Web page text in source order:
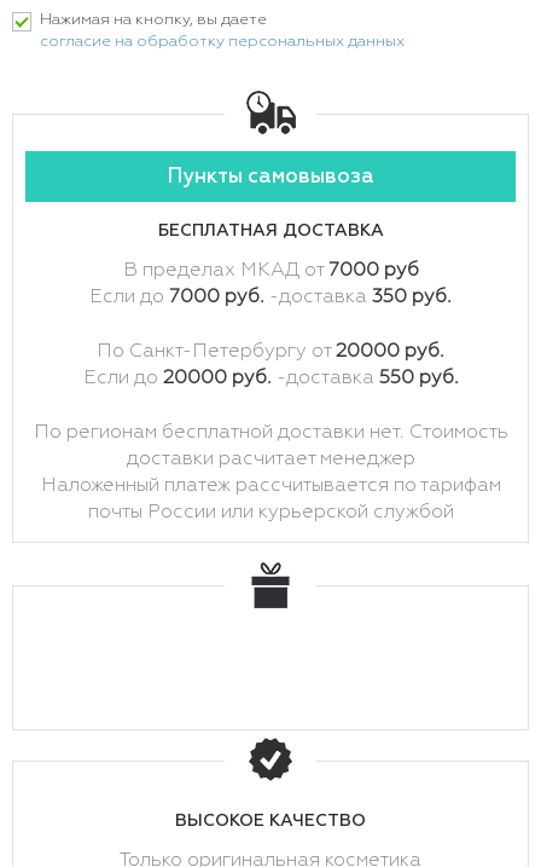
Нажимая на кнопку, вы даете
согласие на обработку персональных данных
Пункты самовывоза
БЕСПЛАТНАЯ ДОСТАВКА
В пределах МКАД от 7000 руб
Если до 7000 руб. -доставка 350 руб.
По Санкт-Петербургу от20000 руб.
Если до 20000 руб. -доставка 550 руб.
По регионам бесплатной доставки нет. Стоимость
доставки расчитает менеджер
Наложенный платеж рассчитывается по тарифам
почты России или курьерской службой
ВЫСОКОЕ КАЧЕСТВО
Только оригинальная косметика